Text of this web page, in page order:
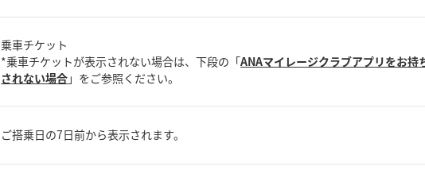
乗車チケット
*乗車チケットが表示されない場合は、下段の「ANAマイレージクラブアプリをお
されない場合」をご参照ください。
ご搭乗日の7日前から表示されます。